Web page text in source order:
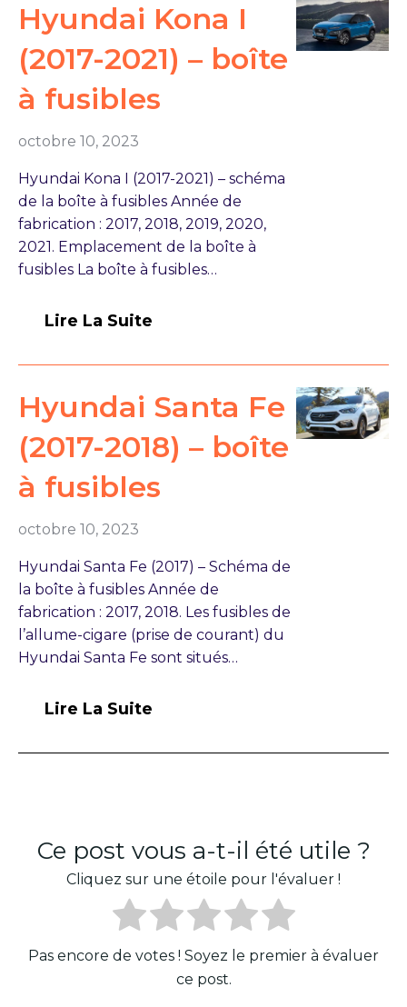
Hyundai Kona I
(2017-2021) – boîte
à fusibles
octobre 10, 2023
Hyundai Kona I (2017-2021) – schéma
de la boîte à fusibles Année de
fabrication : 2017, 2018, 2019, 2020,
2021. Emplacement de la boîte à
fusibles La boîte à fusibles…
Lire La Suite
Hyundai Santa Fe
(2017-2018) – boîte
à fusibles
octobre 10, 2023
Hyundai Santa Fe (2017) – Schéma de
la boîte à fusibles Année de
fabrication : 2017, 2018. Les fusibles de
l’allume-cigare (prise de courant) du
Hyundai Santa Fe sont situés…
Lire La Suite
Ce post vous a-t-il été utile ?
Cliquez sur une étoile pour l'évaluer !
Pas encore de votes ! Soyez le premier à évaluer
ce post.